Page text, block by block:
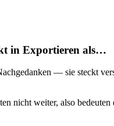
in Exportieren als…
— sie steckt
nicht weiter, also